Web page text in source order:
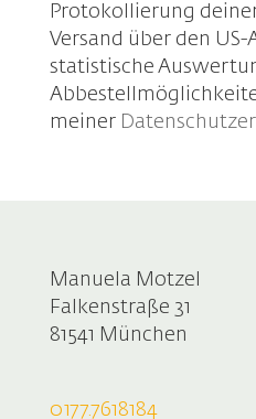
Protokollierung
Versand über den
statistische
meiner
Manuela Motzel
Falkenstraße 31
81541 München
0177.7618184